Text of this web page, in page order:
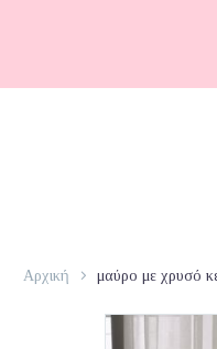
Αρχική μαύρο με χρυσό